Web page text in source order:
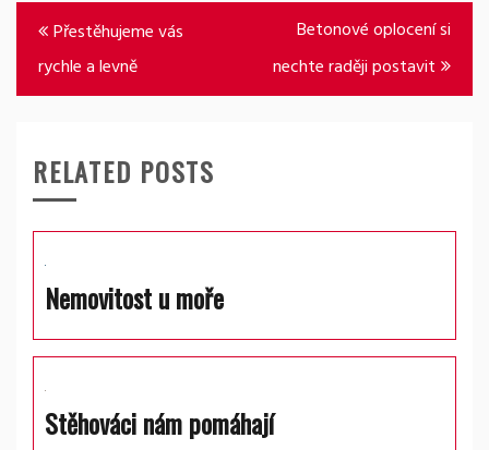
Navigace
pro
příspěvek
Přestěhujeme vás
rychle a levně
Betonové oplocení si
nechte raději postavit
RELATED POSTS
Nemovitost u moře
Stěhováci nám pomáhají